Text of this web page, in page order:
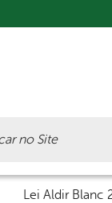
Lei Aldir Blanc